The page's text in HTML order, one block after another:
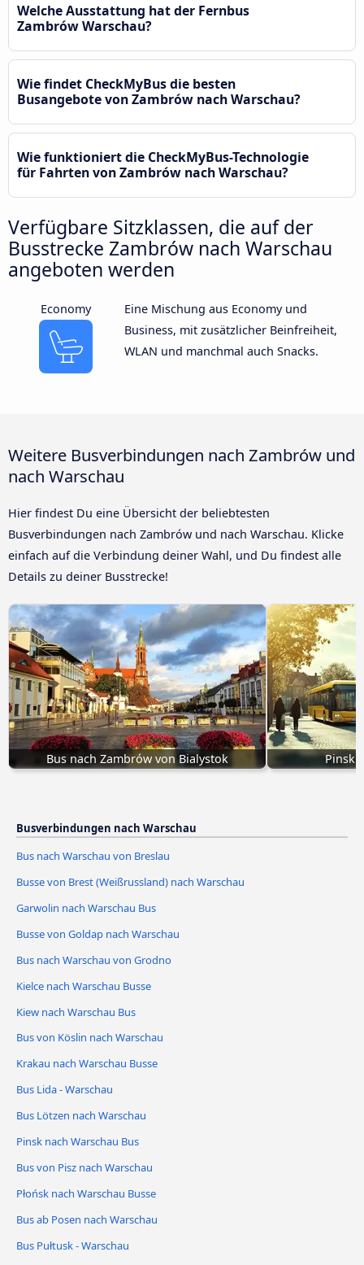
Welche Ausstattung hat der Fernbus
Zambrów Warschau?
Wie findet CheckMyBus die besten
Busangebote von Zambrów nach Warschau?
Wie funktioniert die CheckMyBus-Technologie
für Fahrten von Zambrów nach Warschau?
Verfügbare Sitzklassen, die auf der
Busstrecke Zambrów nach Warschau
angeboten werden
Economy
Eine Mischung aus Economy und
Business, mit zusätzlicher Beinfreiheit,
WLAN und manchmal auch Snacks.
Weitere Busverbindungen nach Zambrów und
nach Warschau
Hier findest Du eine Übersicht der beliebtesten
Busverbindungen nach Zambrów und nach Warschau. Klicke
einfach auf die Verbindung deiner Wahl, und Du findest alle
Details zu deiner Busstrecke!
Bus nach Zambrów von Bialystok Pinsk
Busverbindungen nach Warschau
Bus nach Warschau von Breslau
Busse von Brest (Weißrussland) nach Warschau
Garwolin nach Warschau Bus
Busse von Goldap nach Warschau
Bus nach Warschau von Grodno
Kielce nach Warschau Busse
Kiew nach Warschau Bus
Bus von Köslin nach Warschau
Krakau nach Warschau Busse
Bus Lida - Warschau
Bus Lötzen nach Warschau
Pinsk nach Warschau Bus
Bus von Pisz nach Warschau
Płońsk nach Warschau Busse
Bus ab Posen nach Warschau
Bus Pułtusk - Warschau